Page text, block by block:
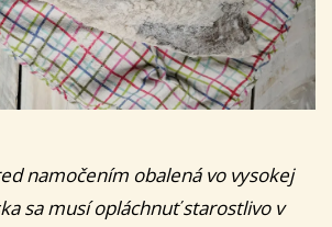
namočením obalená vo vysokej
sa musí opláchnuť starostlivo v